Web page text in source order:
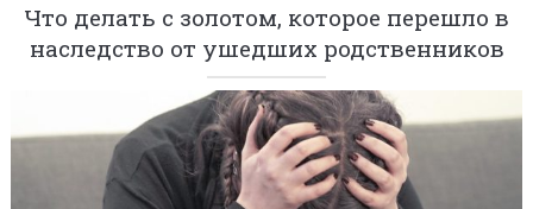
Что делать с золотом, которое перешло в
наследство от ушедших родственников